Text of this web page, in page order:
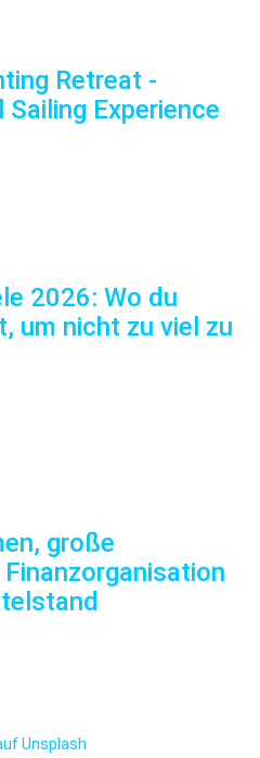
Retreat -
Experience
2026: Wo du
um nicht zu viel zu
große